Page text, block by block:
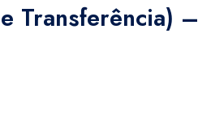
Transferência) –